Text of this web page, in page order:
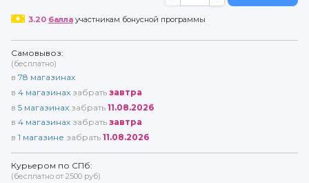
3.20 баллаучастникам бонусной программы
Самовывоз:
(бесплатно)
в 78 магазинах
в 4 магазинах забрать завтра
в 5 магазинах забрать 11.08.2026
в 4 магазинах забрать завтра
в 1 магазине забрать 11.08.2026
Курьером по СПб:
(бесплатно от 2500 руб)